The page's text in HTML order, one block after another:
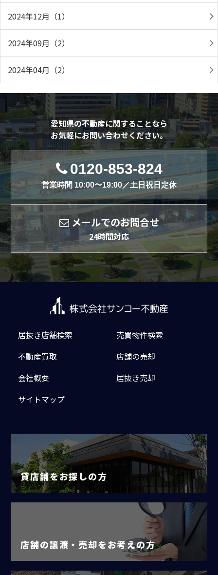
2024年12月（1）
2024年09月（2）
2024年04月（2）
愛知県の不動産に関することなら
お気軽にお問い合わせください。
0120-853-824
営業時間 10:00〜19:00／土日祝日定休
メールでのお問合せ
24時間対応
居抜き店舗検索
売買物件検索
不動産買取
店舗の売却
会社概要
居抜き売却
サイトマップ
貸店舗をお探しの方
店舗の譲渡・売却をお考えの方